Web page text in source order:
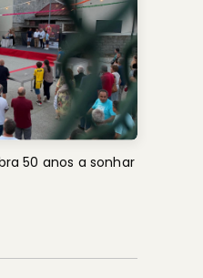
50 anos a sonhar